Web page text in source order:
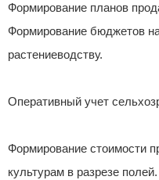
Формирование планов
Формирование бюджетов
растениеводству.
Оперативный учет
Формирование стоимости
культурам в разрезе полей.